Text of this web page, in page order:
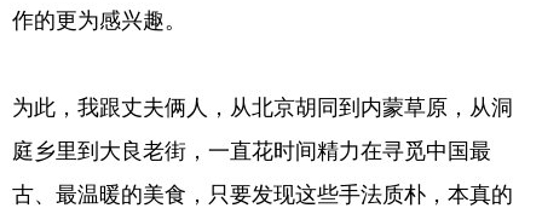
作的更为感兴趣。
为此，我跟丈夫俩人，从北京胡同到内蒙草原，从洞
庭乡里到大良老街，一直花时间精力在寻觅中国最
古、最温暖的美食，只要发现这些手法质朴，本真的